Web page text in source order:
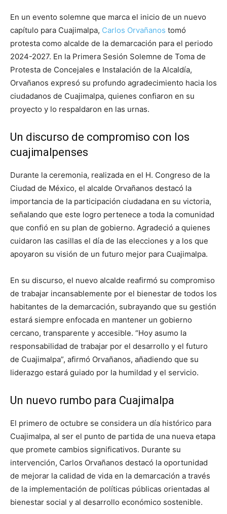
En un evento solemne que marca el inicio de un nuevo
capítulo para Cuajimalpa, Carlos Orvañanos tomó
protesta como alcalde de la demarcación para el periodo
2024-2027. En la Primera Sesión Solemne de Toma de
Protesta de Concejales e Instalación de la Alcaldía,
Orvañanos expresó su profundo agradecimiento hacia los
ciudadanos de Cuajimalpa, quienes confiaron en su
proyecto y lo respaldaron en las urnas.
Un discurso de compromiso con los
cuajimalpenses
Durante la ceremonia, realizada en el H. Congreso de la
Ciudad de México, el alcalde Orvañanos destacó la
importancia de la participación ciudadana en su victoria,
señalando que este logro pertenece a toda la comunidad
que confió en su plan de gobierno. Agradeció a quienes
cuidaron las casillas el día de las elecciones y a los que
apoyaron su visión de un futuro mejor para Cuajimalpa.
En su discurso, el nuevo alcalde reafirmó su compromiso
de trabajar incansablemente por el bienestar de todos los
habitantes de la demarcación, subrayando que su gestión
estará siempre enfocada en mantener un gobierno
cercano, transparente y accesible. “Hoy asumo la
responsabilidad de trabajar por el desarrollo y el futuro
de Cuajimalpa”, afirmó Orvañanos, añadiendo que su
liderazgo estará guiado por la humildad y el servicio.
Un nuevo rumbo para Cuajimalpa
El primero de octubre se considera un día histórico para
Cuajimalpa, al ser el punto de partida de una nueva etapa
que promete cambios significativos. Durante su
intervención, Carlos Orvañanos destacó la oportunidad
de mejorar la calidad de vida en la demarcación a través
de la implementación de políticas públicas orientadas al
bienestar social y al desarrollo económico sostenible.